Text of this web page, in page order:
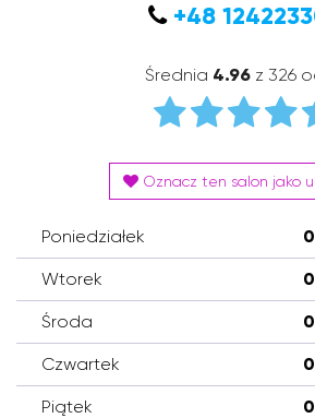
+48
Średnia 4.96 z 326
Oznacz ten salon jako
Poniedziałek
Wtorek
Środa
Czwartek
Piątek